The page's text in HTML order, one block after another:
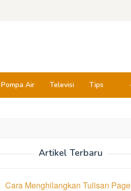
Pompa Air Televisi Tips
Artikel Terbaru
Cara Menghilangkan Tulisan Page